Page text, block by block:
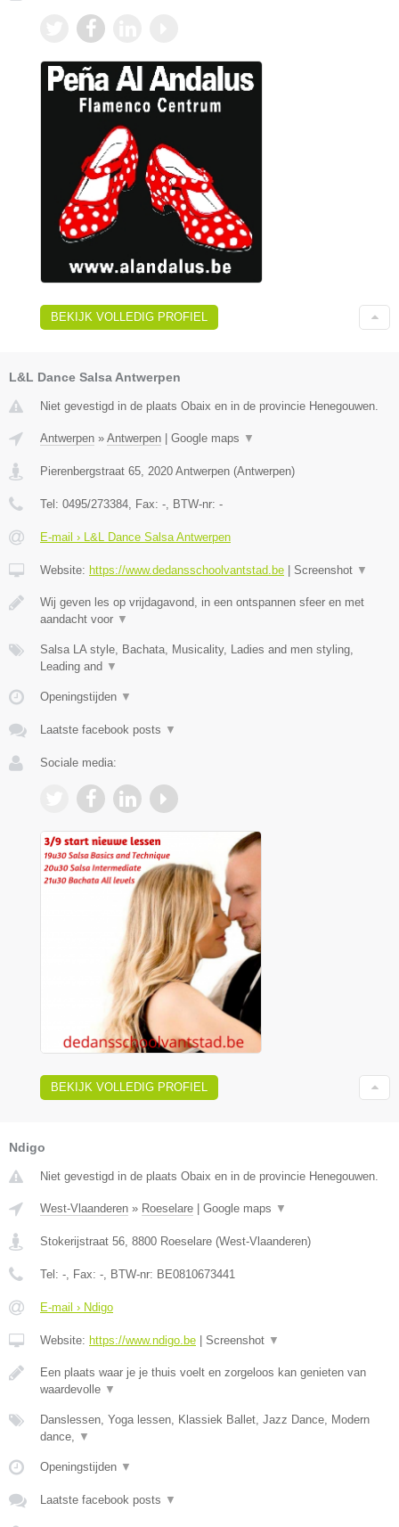
BEKIJK VOLLEDIG PROFIEL
L&L Dance Salsa Antwerpen
Niet gevestigd in de plaats Obaix en in de provincie Henegouwen.
Antwerpen » Antwerpen | Google maps ▼
Pierenbergstraat 65 2020 Antwerpen (Antwerpen)
Tel: 0495/273384 , Fax: - , BTW-nr: -
E-mail › L&L Dance Salsa Antwerpen
Website: https://www.dedansschoolvantstad.be | Screenshot ▼
Wij geven les op vrijdagavond, in een ontspannen sfeer en met
aandacht voor ▼
Salsa LA style, Bachata, Musicality, Ladies and men styling,
Leading and ▼
Openingstijden ▼
Laatste facebook posts ▼
Sociale media:
BEKIJK VOLLEDIG PROFIEL
Ndigo
Niet gevestigd in de plaats Obaix en in de provincie Henegouwen.
West-Vlaanderen » Roeselare | Google maps ▼
Stokerijstraat 56 8800 Roeselare (West-Vlaanderen)
Tel: - , Fax: - , BTW-nr: BE0810673441
E-mail › Ndigo
Website: https://www.ndigo.be | Screenshot ▼
Een plaats waar je je thuis voelt en zorgeloos kan genieten van
waardevolle ▼
Danslessen, Yoga lessen, Klassiek Ballet, Jazz Dance, Modern
dance,
▼
Openingstijden ▼
Laatste facebook posts ▼